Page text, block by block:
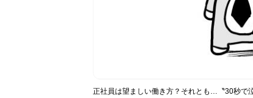
正社員は望ましい働き方？それとも…〝30秒で